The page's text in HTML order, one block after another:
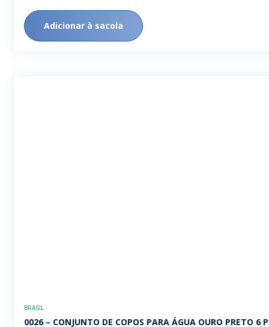
Adicionar à sacola
BRASIL
0026 – CONJUNTO DE COPOS PARA ÁGUA OURO PRETO 6